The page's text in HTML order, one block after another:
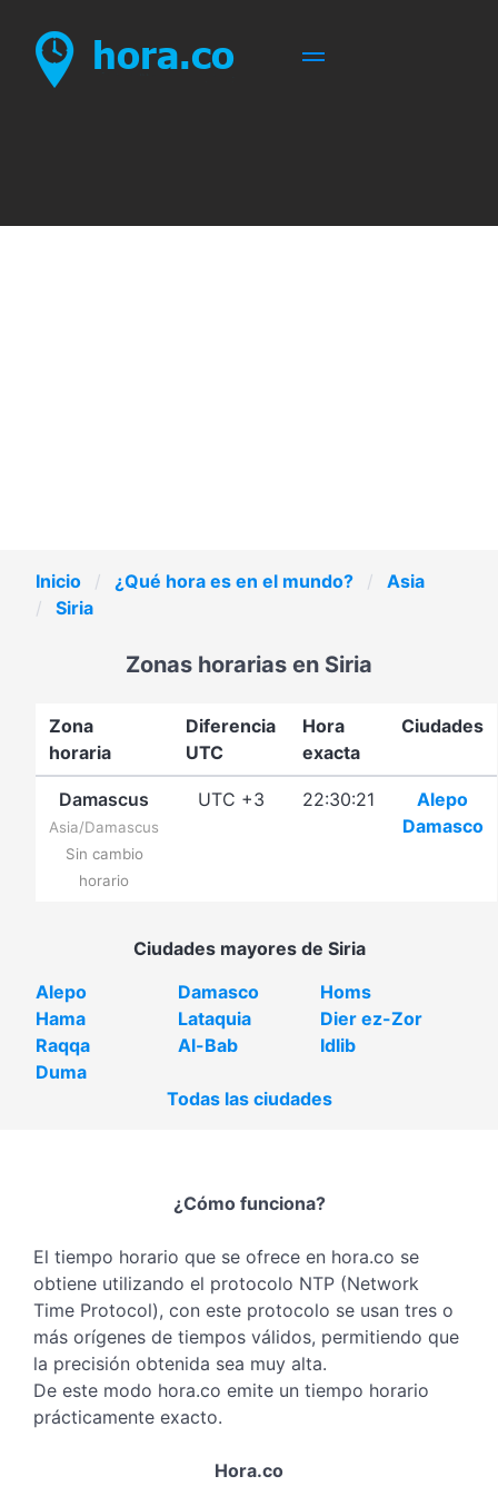
Inicio ¿Qué hora es en el mundo?
Asia
Siria
Zonas horarias en Siria
Zona
horaria
Diferencia
UTC
Hora
exacta
Ciudades
Damascus
Asia/Damascus
Sin cambio
horario
UTC +3 22:30:21
Alepo
Damasco
Ciudades mayores de Siria
Alepo
Damasco
Homs
Hama
Lataquia
Dier ez-Zor
Raqqa
Al-Bab
Idlib
Duma
Todas las ciudades
¿Cómo funciona?
El tiempo horario que se ofrece en hora.co se
obtiene utilizando el protocolo NTP (Network
Time Protocol), con este protocolo se usan tres o
más orígenes de tiempos válidos, permitiendo que
la precisión obtenida sea muy alta.
De este modo hora.co emite un tiempo horario
prácticamente exacto.
Hora.co